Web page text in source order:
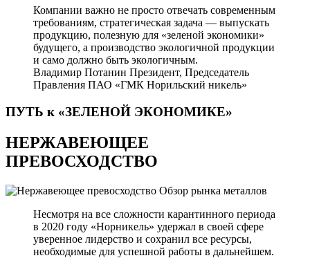
Компании важно не просто отвечать современным
требованиям, стратегическая задача — выпускать
продукцию, полезную для «зеленой экономики»
будущего, а производство экологичной продукции
и само должно быть экологичным.
Владимир Потанин Президент, Председатель
Правления ПАО «ГМК Норильский никель»
ПУТЬ к «ЗЕЛЕНОЙ ЭКОНОМИКЕ»
НЕРЖАВЕЮЩЕЕ
ПРЕВОСХОДСТВО
Обзор рынка металлов
Несмотря на все сложности карантинного периода
в 2020 году «Норникель» удержал в своей сфере
уверенное лидерство и сохранил все ресурсы,
необходимые для успешной работы в дальнейшем.